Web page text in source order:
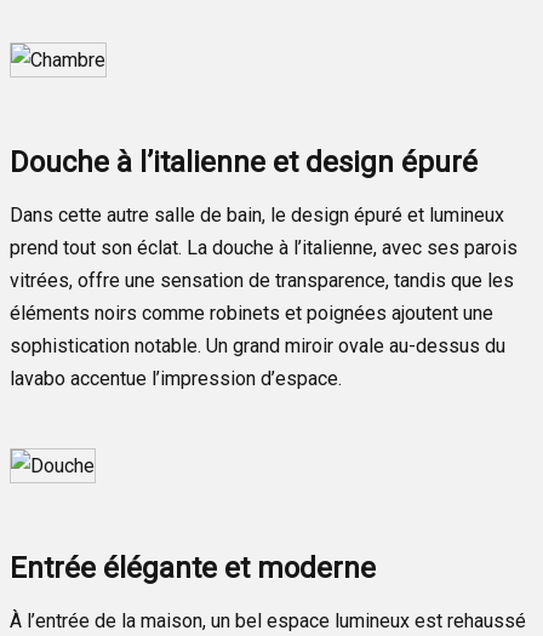
Douche à l’italienne et design épuré
Dans cette autre salle de bain, le design épuré et lumineux
prend tout son éclat. La douche à l’italienne, avec ses parois
vitrées, offre une sensation de transparence, tandis que les
éléments noirs comme robinets et poignées ajoutent une
sophistication notable. Un grand miroir ovale au-dessus du
lavabo accentue l’impression d’espace.
Entrée élégante et moderne
À l’entrée de la maison, un bel espace lumineux est rehaussé